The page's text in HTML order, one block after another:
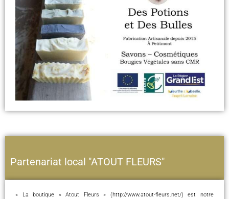
Partenariat local "ATOUT FLEURS"
« La boutique « Atout Fleurs » (http://www.atout-fleurs.net/) est notre